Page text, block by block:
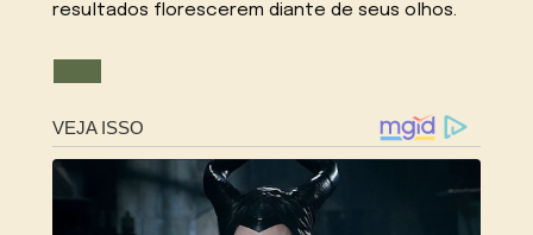
resultados florescerem diante de seus olhos.